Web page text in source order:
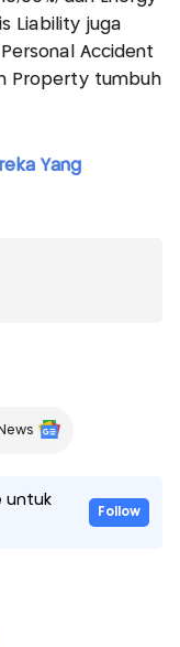
Liability juga
Accident
Property tumbuh
Yang
untuk
Follow